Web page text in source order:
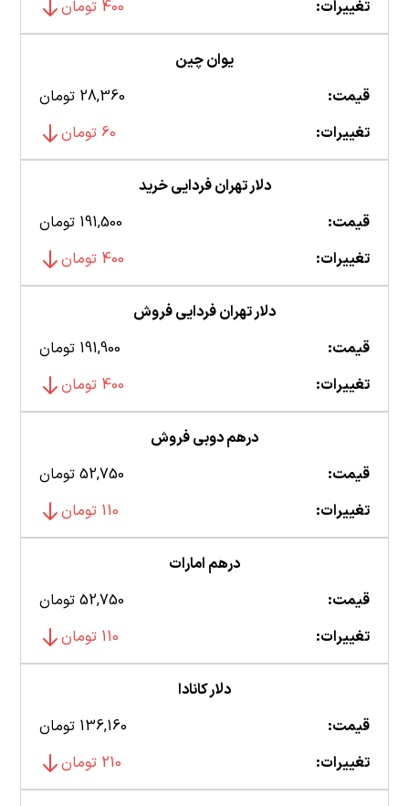
تغییرات: 400 تومان
یوان چین
قیمت:
28,360 تومان
تغییرات:
60 تومان
دلار تهران فردایی خرید
قیمت:
191,500 تومان
تغییرات:
400 تومان
دلار تهران فردایی فروش
قیمت:
191,900 تومان
تغییرات:
400 تومان
درهم دوبی فروش
قیمت:
52,750 تومان
تغییرات:
110 تومان
درهم امارات
قیمت:
52,750 تومان
تغییرات:
110 تومان
دلار کانادا
قیمت:
136,160 تومان
تغییرات:
210 تومان